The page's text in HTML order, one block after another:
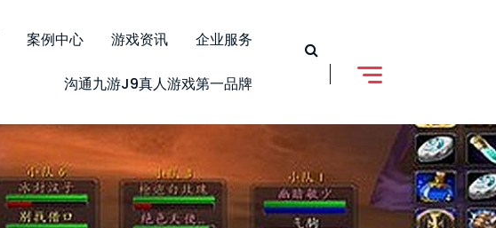
案例中心 游戏资讯 企业服务
沟通九游j9真人游戏第一品牌